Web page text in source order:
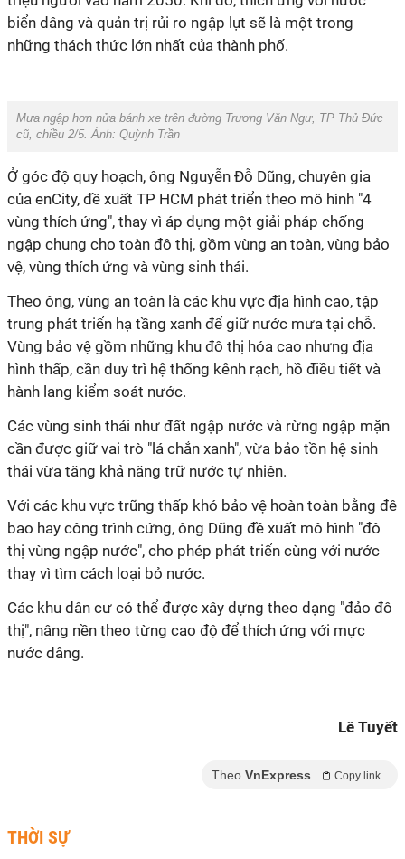
biển dâng và quản trị rủi ro ngập lụt sẽ là một trong
những thách thức lớn nhất của thành phố.
Mưa ngập hơn nửa bánh xe trên đường Trương Văn Ngư, TP Thủ Đức
cũ, chiều 2/5. Ảnh: Quỳnh Trần
Ở góc độ quy hoạch, ông Nguyễn Đỗ Dũng, chuyên gia
của enCity, đề xuất TP HCM phát triển theo mô hình "4
vùng thích ứng", thay vì áp dụng một giải pháp chống
ngập chung cho toàn đô thị, gồm vùng an toàn, vùng bảo
vệ, vùng thích ứng và vùng sinh thái.
Theo ông, vùng an toàn là các khu vực địa hình cao, tập
trung phát triển hạ tầng xanh để giữ nước mưa tại chỗ.
Vùng bảo vệ gồm những khu đô thị hóa cao nhưng địa
hình thấp, cần duy trì hệ thống kênh rạch, hồ điều tiết và
hành lang kiểm soát nước.
Các vùng sinh thái như đất ngập nước và rừng ngập mặn
cần được giữ vai trò "lá chắn xanh", vừa bảo tồn hệ sinh
thái vừa tăng khả năng trữ nước tự nhiên.
Với các khu vực trũng thấp khó bảo vệ hoàn toàn bằng đê
bao hay công trình cứng, ông Dũng đề xuất mô hình "đô
thị vùng ngập nước", cho phép phát triển cùng với nước
thay vì tìm cách loại bỏ nước.
Các khu dân cư có thể được xây dựng theo dạng "đảo đô
thị", nâng nền theo từng cao độ để thích ứng với mực
nước dâng.
Lê Tuyết
Theo VnExpress Copy link
THỜI SỰ